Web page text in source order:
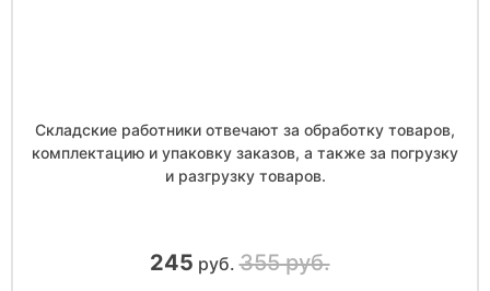
Складские работники отвечают за обработку товаров,
комплектацию и упаковку заказов, а также за погрузку
и разгрузку товаров.
245 руб.355 руб.